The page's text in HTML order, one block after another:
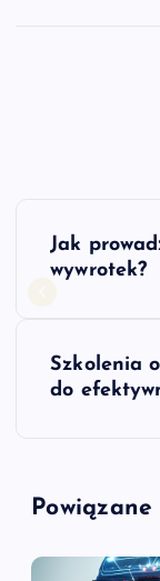
N
a
c
Jak
wywrotek?
Szkolenia
do